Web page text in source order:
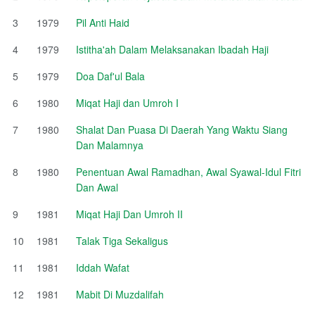
3
1979
Pil Anti Haid
4
1979
Istitha'ah Dalam Melaksanakan Ibadah Haji
5
1979
Doa Daf'ul Bala
6
1980
Miqat Haji dan Umroh I
7
1980
Shalat Dan Puasa Di Daerah Yang Waktu Siang
Dan Malamnya
8
1980
Penentuan Awal Ramadhan, Awal Syawal-Idul Fitri
Dan Awal
9
1981
Miqat Haji Dan Umroh II
10
1981
Talak Tiga Sekaligus
11
1981
Iddah Wafat
12
1981
Mabit Di Muzdalifah